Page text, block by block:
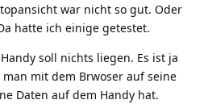
war nicht so gut. Oder
hatte ich einige getestet.
soll nichts liegen. Es ist ja
mit dem Brwoser auf seine
Daten auf dem Handy hat.